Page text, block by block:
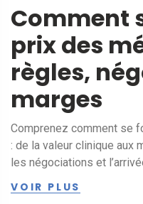
Comment
prix des
règles,
marges
Comprenez comment se
: de la valeur clinique aux
les négociations et
VOIR PLUS